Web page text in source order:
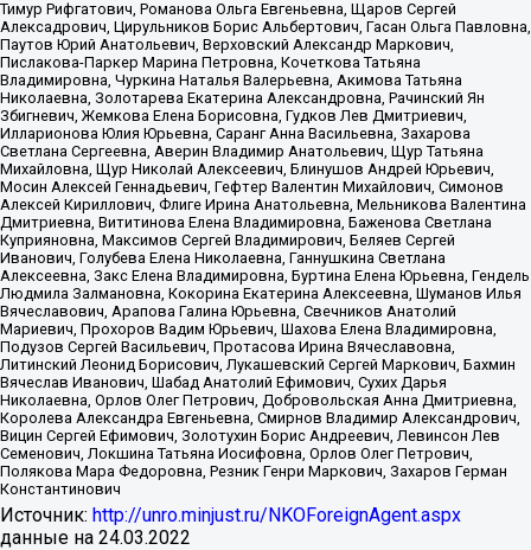
Тимур Рифгатович, Романова Ольга Евгеньевна, Щаров Сергей
Алексадрович, Цирульников Борис Альбертович, Гасан Ольга Павловна,
Паутов Юрий Анатольевич, Верховский Александр Маркович,
Пислакова-Паркер Марина Петровна, Кочеткова Татьяна
Владимировна, Чуркина Наталья Валерьевна, Акимова Татьяна
Николаевна, Золотарева Екатерина Александровна, Рачинский Ян
Збигневич, Жемкова Елена Борисовна, Гудков Лев Дмитриевич,
Илларионова Юлия Юрьевна, Саранг Анна Васильевна, Захарова
Светлана Сергеевна, Аверин Владимир Анатольевич, Щур Татьяна
Михайловна, Щур Николай Алексеевич, Блинушов Андрей Юрьевич,
Мосин Алексей Геннадьевич, Гефтер Валентин Михайлович, Симонов
Алексей Кириллович, Флиге Ирина Анатольевна, Мельникова Валентина
Дмитриевна, Вититинова Елена Владимировна, Баженова Светлана
Куприяновна, Максимов Сергей Владимирович, Беляев Сергей
Иванович, Голубева Елена Николаевна, Ганнушкина Светлана
Алексеевна, Закс Елена Владимировна, Буртина Елена Юрьевна, Гендель
Людмила Залмановна, Кокорина Екатерина Алексеевна, Шуманов Илья
Вячеславович, Арапова Галина Юрьевна, Свечников Анатолий
Мариевич, Прохоров Вадим Юрьевич, Шахова Елена Владимировна,
Подузов Сергей Васильевич, Протасова Ирина Вячеславовна,
Литинский Леонид Борисович, Лукашевский Сергей Маркович, Бахмин
Вячеслав Иванович, Шабад Анатолий Ефимович, Сухих Дарья
Николаевна, Орлов Олег Петрович, Добровольская Анна Дмитриевна,
Королева Александра Евгеньевна, Смирнов Владимир Александрович,
Вицин Сергей Ефимович, Золотухин Борис Андреевич, Левинсон Лев
Семенович, Локшина Татьяна Иосифовна, Орлов Олег Петрович,
Полякова Мара Федоровна, Резник Генри Маркович, Захаров Герман
Константинович
Источник: http://unro.minjust.ru/NKOForeignAgent.aspx
данные на 24.03.2022